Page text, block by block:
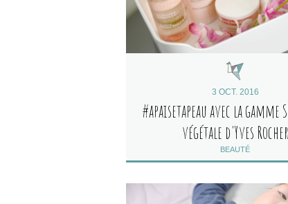
3 OCT. 2016
#apaisetapeau avec la
végétale d'Yves Rocher
BEAUTÉ